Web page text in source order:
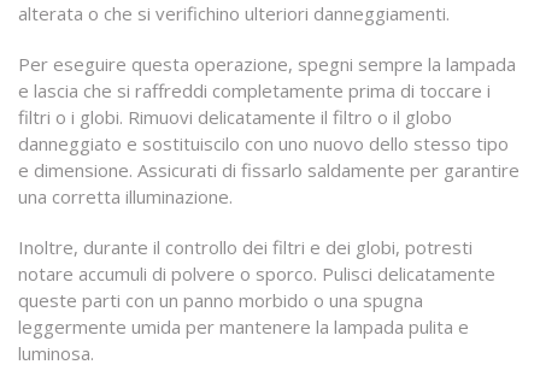
alterata o che si verifichino ulteriori danneggiamenti.
Per eseguire questa operazione, spegni sempre la lampada
e lascia che si raffreddi completamente prima di toccare i
filtri o i globi. Rimuovi delicatamente il filtro o il globo
danneggiato e sostituiscilo con uno nuovo dello stesso tipo
e dimensione. Assicurati di fissarlo saldamente per garantire
una corretta illuminazione.
Inoltre, durante il controllo dei filtri e dei globi, potresti
notare accumuli di polvere o sporco. Pulisci delicatamente
queste parti con un panno morbido o una spugna
leggermente umida per mantenere la lampada pulita e
luminosa.